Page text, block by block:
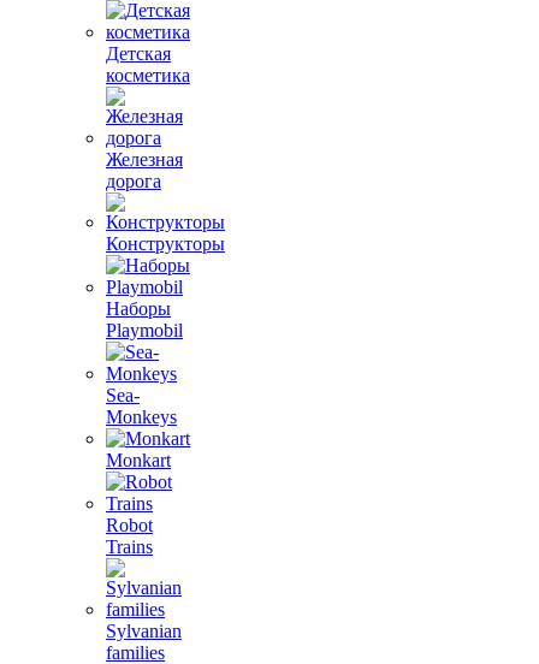
Детская
косметика
Железная
дорога
Конструкторы
Наборы
Playmobil
Sea-
Monkeys
Monkart
Robot
Trains
Sylvanian
families